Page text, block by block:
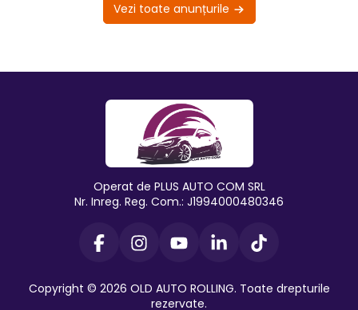
Vezi toate anunțurile
Operat de PLUS AUTO COM SRL
Nr. Inreg. Reg. Com.: J1994000480346
Copyright © 2026 OLD AUTO ROLLING. Toate drepturile
rezervate.